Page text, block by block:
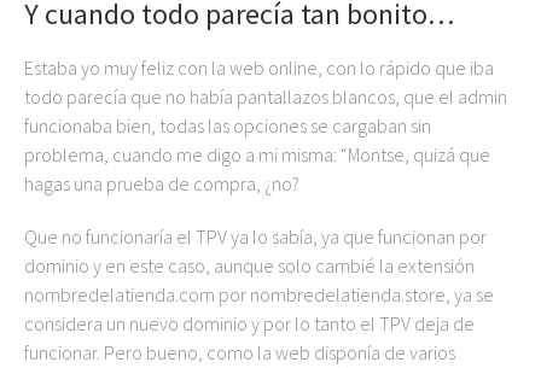
Ycuando todo parecía tan bonito…
Estaba yo muy feliz con la web online, con lo rápido que iba
todo parecía que no había pantallazos blancos, que el admin
funcionaba bien, todas las opciones se cargaban sin
problema, cuando me digo a mi misma: “Montse, quizá que
hagas una prueba de compra, ¿no?
Que no funcionaría el TPV ya lo sabía, ya que funcionan por
dominio y en este caso, aunque solo cambié la extensión
nombredelatienda.com por nombredelatienda.store, ya se
considera un nuevo dominio y por lo tanto el TPV deja de
funcionar. Pero bueno, como la web disponía de varios